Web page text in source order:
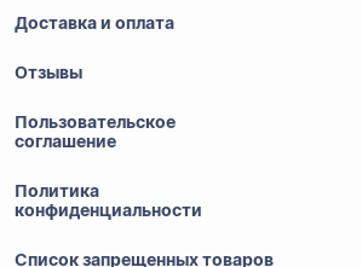
Доставка и оплата
Отзывы
Пользовательское
соглашение
Политика
конфиденциальности
Список запрещенных товаров